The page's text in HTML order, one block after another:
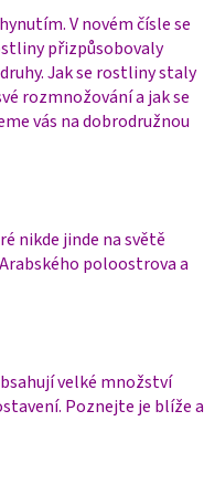
V novém čísle se
přizpůsobovaly
Jak se rostliny staly
rozmnožování a jak se
vás na dobrodružnou
nikde jinde na světě
poloostrova a
velké množství
Poznejte je blíže a